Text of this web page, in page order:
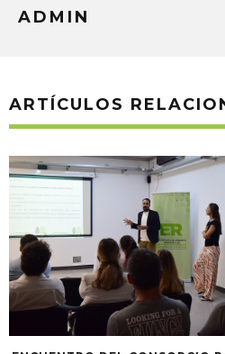
ADMIN
ARTÍCULOS